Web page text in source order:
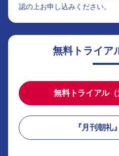
認の上お申し込みください。
無料トライア
無料トライアル（
『月刊朝礼